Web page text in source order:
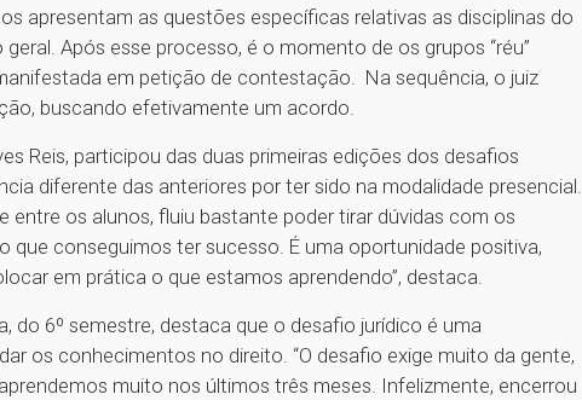
apresentam as questões específicas relativas as disciplinas do
Após esse processo, é o momento de os grupos “réu”
em petição de contestação. Na sequência, o juiz
buscando efetivamente um acordo.
Reis, participou das duas primeiras edições dos desafios
diferente das anteriores por ter sido na modalidade presencial.
entre os alunos, fluiu bastante poder tirar dúvidas com os
que conseguimos ter sucesso. É uma oportunidade positiva,
em prática o que estamos aprendendo’’, destaca.
do 6º semestre, destaca que o desafio jurídico é uma
os conhecimentos no direito. “O desafio exige muito da gente,
muito nos últimos três meses. Infelizmente, encerrou